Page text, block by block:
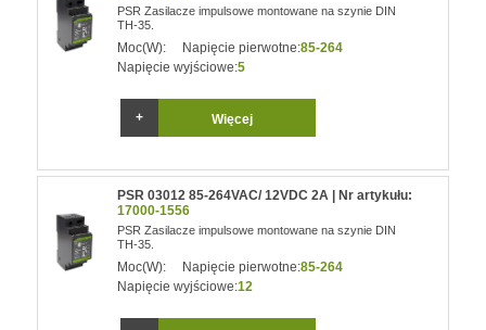
PSR Zasilacze impulsowe montowane na szynie DIN
TH-35.
Moc(W): Napięcie pierwotne:85-264
Napięcie wyjściowe:5
Więcej
PSR 03012 85-264VAC/ 12VDC 2A | Nr artykułu:
17000-1556
PSR Zasilacze impulsowe montowane na szynie DIN
TH-35.
Moc(W): Napięcie pierwotne:85-264
Napięcie wyjściowe:12